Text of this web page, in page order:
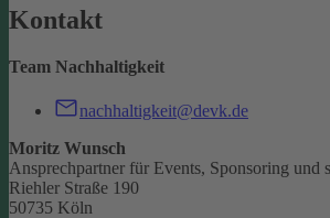
Kontakt
Team Nachhaltigkeit
nachhaltigkeit@devk.de
Moritz Wunsch
Ansprechpartner für Events, Sponsoring und
Riehler Straße 190
50735 Köln